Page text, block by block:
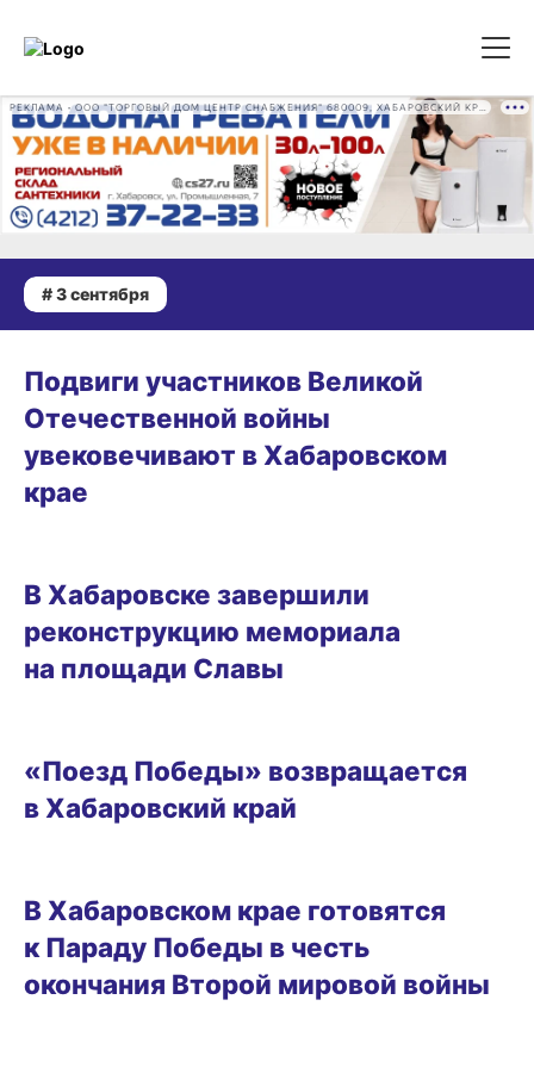
# 3 сентября
Подвиги участников Великой
Отечественной войны
увековечивают в Хабаровском
крае
В Хабаровске завершили
реконструкцию мемориала
на площади Славы
«Поезд Победы» возвращается
в Хабаровский край
В Хабаровском крае готовятся
к Параду Победы в честь
окончания Второй мировой войны